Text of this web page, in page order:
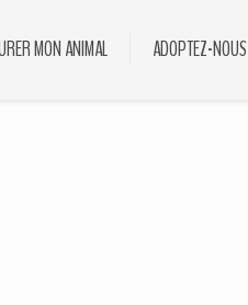
MON ANIMAL ADOPTEZ-NOUS